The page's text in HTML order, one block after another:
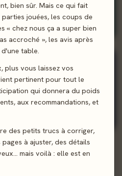
bien sûr. Mais ce qui fait
jouées, les coups de
« chez nous ça a super bien
accroché », les avis après
table.
plus vous laissez vos
pertinent pour tout le
qui donnera du poids
aux recommandations, et
des petits trucs à corriger,
à ajuster, des détails
mais voilà : elle est en